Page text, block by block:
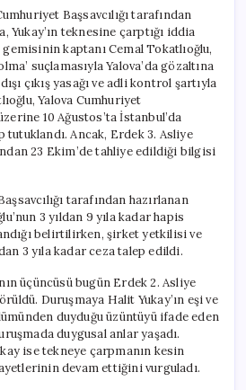
Başsavcılığı tarafından
Yukay’ın teknesine çarptığı iddia
gemisinin kaptanı Cemal Tokatlıoğlu,
suçlamasıyla Yalova’da gözaltına
çıkış yasağı ve adli kontrol şartıyla
Yalova Cumhuriyet
10 Ağustos’ta İstanbul’da
tutuklandı. Ancak, Erdek 3. Asliye
23 Ekim’de tahliye edildiği bilgisi
tarafından hazırlanan
3 yıldan 9 yıla kadar hapis
belirtilirken, şirket yetkilisi ve
3 yıla kadar ceza talep edildi.
üçüncüsü bugün Erdek 2. Asliye
Duruşmaya Halit Yukay’ın eşi ve
duyduğu üzüntüyü ifade eden
duygusal anlar yaşadı.
ise tekneye çarpmanın kesin
devam ettiğini vurguladı.